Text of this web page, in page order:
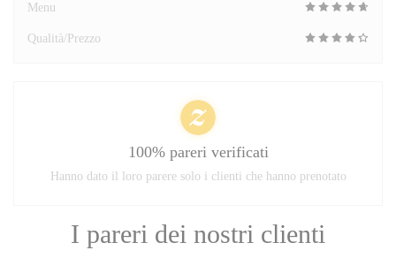
I pareri dei nostri clienti
Menu
Qualità/Prezzo
100% pareri verificati
Hanno dato il loro parere solo i clienti che hanno prenotato